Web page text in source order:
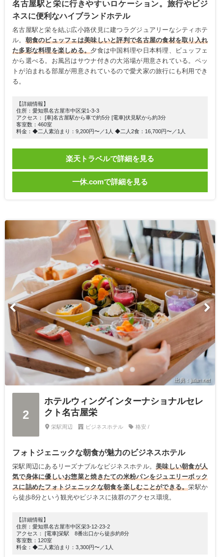
名古屋駅と栄に行きやすいロケーション。旅行やビジ
ネスに便利なハイブランドホテル
名古屋駅と栄を結ぶ広小路伏見に建つラグジュアリーなシティホテ
ル。 朝食のビュッフェは美味しいと評判で名古屋の食材を取り入れ
た多彩な料理を楽しめる。 夕食は中国料理や日本料理、ビュッフェ
から選べる。お風呂はサウナ付きの大浴場が用意されている。ペッ
トが泊まれる部屋が用意されているので愛犬家の旅行にも利用でき
る。
【詳細情報】
住所：愛知県名古屋市中区栄1-3-3
アクセス： [車]名古屋駅から車で約5分 [電車]伏見駅から約3分
客室数：460室
料金：◆二人素泊まり：9,200円〜／1人 ◆二人2食：16,700円〜／1人
楽天トラベルで詳細を見る
一休.comで詳細を見る
出典：jalan.net
2
ホテルウィングインターナショナルセレ
クト名古屋栄
栄駅周辺 ビジネスホテル 格安 /
フォトジェニックな朝食が魅力のビジネスホテル
栄駅周辺にあるリーズナブルなビジネスホテル。美味しい朝食が人
気で身体に優しいお惣菜と焼きたての米粉パンをジュエリーボック
スに詰めたフォトジェニックな朝食を楽しむことができる。栄駅か
ら徒歩8分という観光やビジネスに抜群のアクセス環境。
【詳細情報】
住所：愛知県名古屋市中区栄3-12-23-2
アクセス： [電車]栄駅 8番出口から徒歩約8分
客室数：120室
料金：◆二人素泊まり：3,300円〜／1人